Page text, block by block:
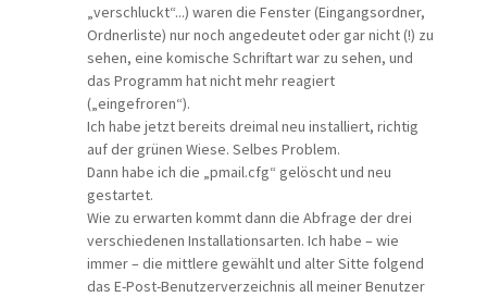
„verschluckt“...) waren die Fenster (Eingangsordner,
Ordnerliste) nur noch angedeutet oder gar nicht (!) zu
sehen, eine komische Schriftart war zu sehen, und
das Programm hat nicht mehr reagiert
(„eingefroren“).
Ich habe jetzt bereits dreimal neu installiert, richtig
auf der grünen Wiese. Selbes Problem.
Dann habe ich die „pmail.cfg“ gelöscht und neu
gestartet.
Wie zu erwarten kommt dann die Abfrage der drei
verschiedenen Installationsarten. Ich habe – wie
immer – die mittlere gewählt und alter Sitte folgend
das E-Post-Benutzerverzeichnis all meiner Benutzer